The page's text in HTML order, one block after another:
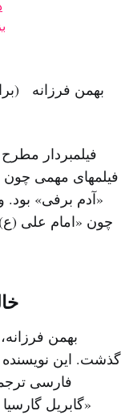
بهمن فرزانه
فیلمبردار مطرح
فیلمهای مهمی
«آدم برفی» بود.
چون «امام علی
فارسی
«گابریل